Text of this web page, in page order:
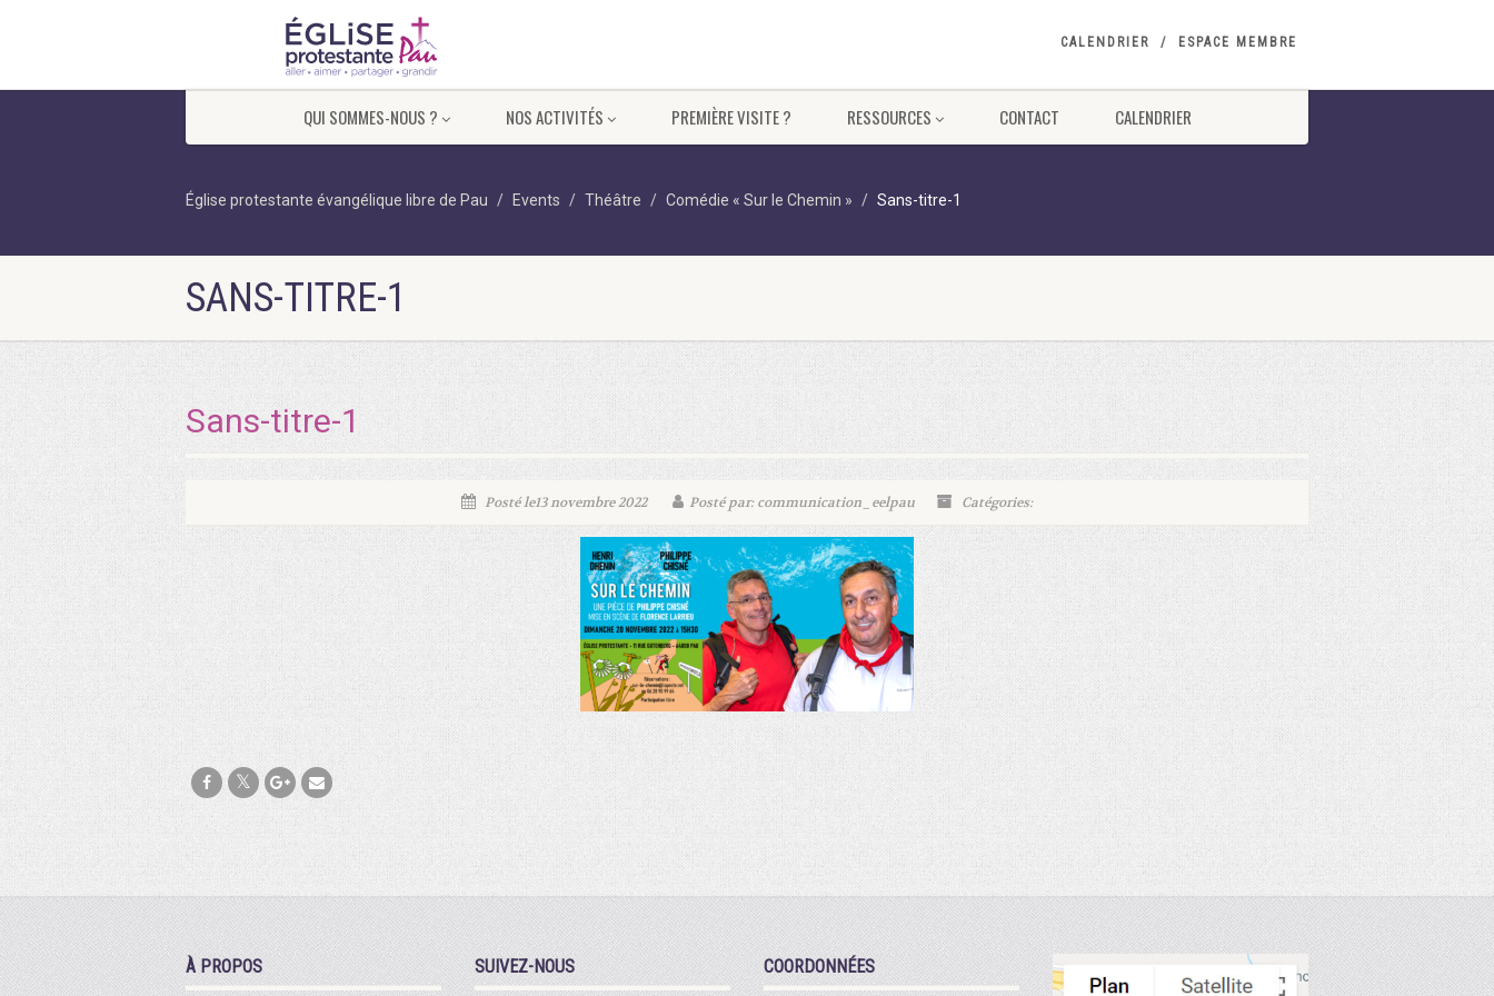
CALENDRIER ESPACE MEMBRE
QUI SOMMES-NOUS ? NOS ACTIVITÉS PREMIÈRE VISITE ? RESSOURCES CONTACT CALENDRIER
Église protestante évangélique libre de Pau Events Théâtre Comédie « Sur le Chemin » Sans-titre-1
SANS-TITRE-1
Sans-titre-1
Posté le13 novembre 2022 Posté par: communication_eelpau Catégories:
À PROPOS SUIVEZ-NOUS COORDONNÉES